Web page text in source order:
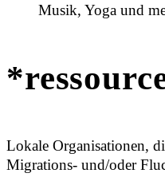
Musik, Yoga und
Lokale Organisationen,
Migrations- und/oder